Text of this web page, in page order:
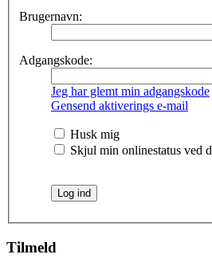
Brugernavn:
Adgangskode:
Jeg har glemt min adgangskode
Gensend aktiverings e-mail
Husk mig
Skjul min onlinestatus ved
Tilmeld